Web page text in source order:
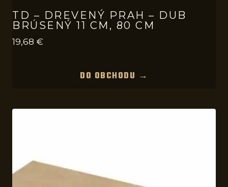
TD – DREVENÝ PRAH – DUB
BRÚSENÝ 11 CM, 80 CM
19,68 €
DO OBCHODU →